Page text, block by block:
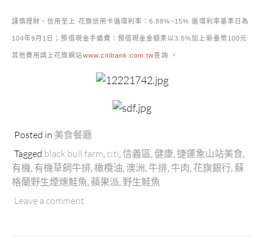
謹慎理財、信用至上 花旗信用卡循環利率：6.88%~15% 循環利率基準日為
104年9月1日；預借現金手續費：預借現金金額乘以3.5%加上新臺幣100元
其他費用請上花旗網站www.citibank.com.tw查詢 。
Posted in 美食餐廳
Tagged black bull farm citi 信義區 健康 捷運象山站美食
有機 有機草飼牛排 橄欖油 澳洲 牛排 牛肉 花旗銀行 蘇
格蘭野生煙燻鮭魚 蘋果派 野生鮭魚
Leave a comment